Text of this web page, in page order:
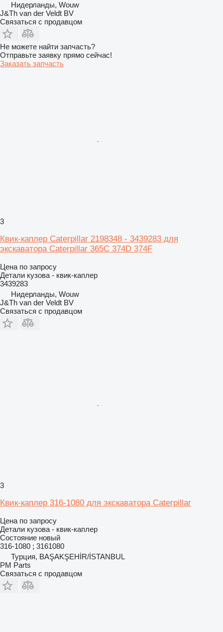
Нидерланды, Wouw
J&Th van der Veldt BV
Связаться с продавцом
Не можете найти запчасть?
Отправьте заявку прямо сейчас!
Заказать запчасть
3
Квик-каплер Caterpillar 2198348 - 3439283 для
экскаватора Caterpillar 365C 374D 374F
Цена по запросу
Детали кузова - квик-каплер
3439283
Нидерланды, Wouw
J&Th van der Veldt BV
Связаться с продавцом
3
Квик-каплер 316-1080 для экскаватора Caterpillar
Цена по запросу
Детали кузова - квик-каплер
Состояние новый
316-1080 ; 3161080
Турция, BAŞAKŞEHİR/İSTANBUL
PM Parts
Связаться с продавцом